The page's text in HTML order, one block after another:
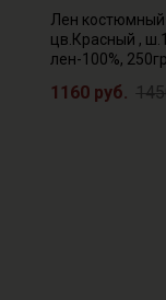
Лен
цв.Красный ,
лен-100%,
1160 руб.